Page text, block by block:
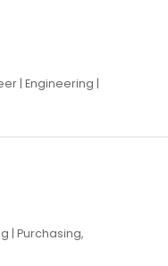
| Engineering |
| Purchasing,